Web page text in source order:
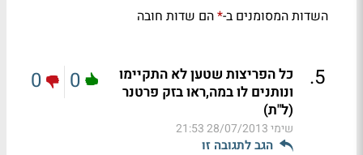
השדות המסומנים ב-*הם שדות חובה
5
.
כל הפריצות שטען לא התקיימו
ונותנים לו במה,ראו בזק פרטנר
(ל"ת)
שימי28/07/2013 21:53
הגב לתגובה זו
0
0